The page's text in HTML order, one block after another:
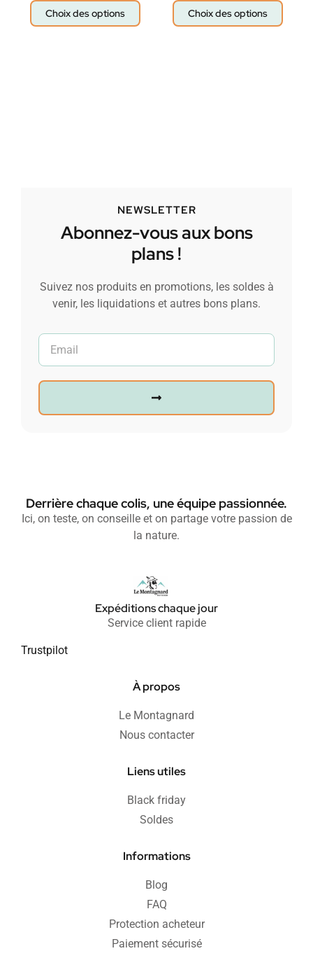
Choix des options Choix des options
NEWSLETTER
Abonnez-vous aux bons
plans !
Suivez nos produits en promotions, les soldes à
venir, les liquidations et autres bons plans.
Derrière chaque colis, une équipe passionnée.
Ici, on teste, on conseille et on partage votre passion de
la nature.
Expéditions chaque jour
Service client rapide
Trustpilot
À propos
Le Montagnard
Nous contacter
Liens utiles
Black friday
Soldes
Informations
Blog
FAQ
Protection acheteur
Paiement sécurisé